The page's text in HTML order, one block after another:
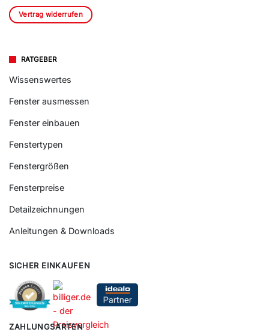
Vertrag widerrufen
RATGEBER
Wissenswertes
Fenster ausmessen
Fenster einbauen
Fenstertypen
Fenstergrößen
Fensterpreise
Detailzeichnungen
Anleitungen & Downloads
SICHER EINKAUFEN
ZAHLUNGSARTEN